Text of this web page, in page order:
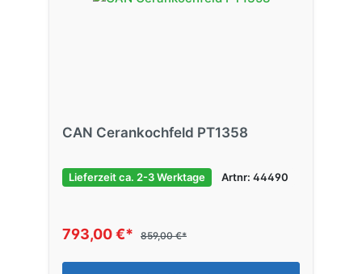
CAN Cerankochfeld PT1358
Lieferzeit ca. 2-3 Werktage Artnr: 44490
793,00 €* 859,00 €*